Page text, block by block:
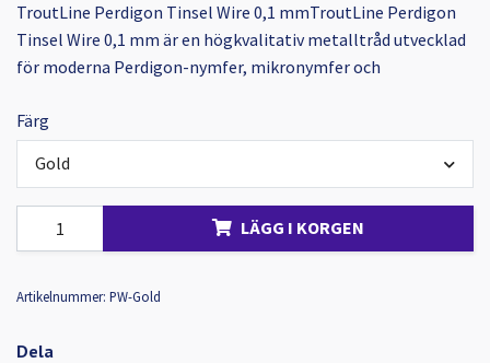
TroutLine Perdigon Tinsel Wire 0,1 mmTroutLine Perdigon
Tinsel Wire 0,1 mm är en högkvalitativ metalltråd utvecklad
för moderna Perdigon-nymfer, mikronymfer och
Färg
Gold
LÄGG I KORGEN
Artikelnummer: PW-Gold
Dela